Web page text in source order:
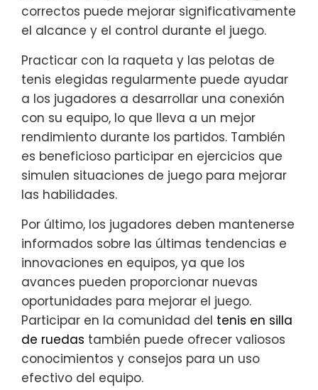
correctos puede mejorar significativamente
el alcance y el control durante el juego.
Practicar con la raqueta y las pelotas de
tenis elegidas regularmente puede ayudar
a los jugadores a desarrollar una conexión
con su equipo, lo que lleva a un mejor
rendimiento durante los partidos. También
es beneficioso participar en ejercicios que
simulen situaciones de juego para mejorar
las habilidades.
Por último, los jugadores deben mantenerse
informados sobre las últimas tendencias e
innovaciones en equipos, ya que los
avances pueden proporcionar nuevas
oportunidades para mejorar el juego.
Participar en la comunidad del tenis en silla
de ruedas también puede ofrecer valiosos
conocimientos y consejos para un uso
efectivo del equipo.